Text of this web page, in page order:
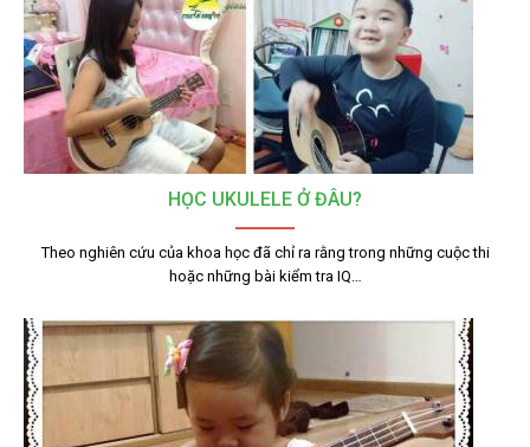
HỌC UKULELE Ở ĐÂU?
Theo nghiên cứu của khoa học đã chỉ ra rằng trong những cuộc thi
hoặc những bài kiểm tra IQ…